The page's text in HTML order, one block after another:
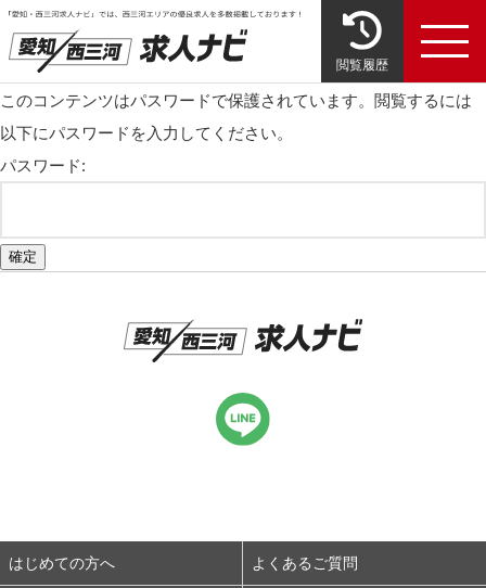
閲覧履歴
このコンテンツはパスワードで保護されています。閲覧するには
以下にパスワードを入力してください。
パスワード:
はじめての方へ よくあるご質問